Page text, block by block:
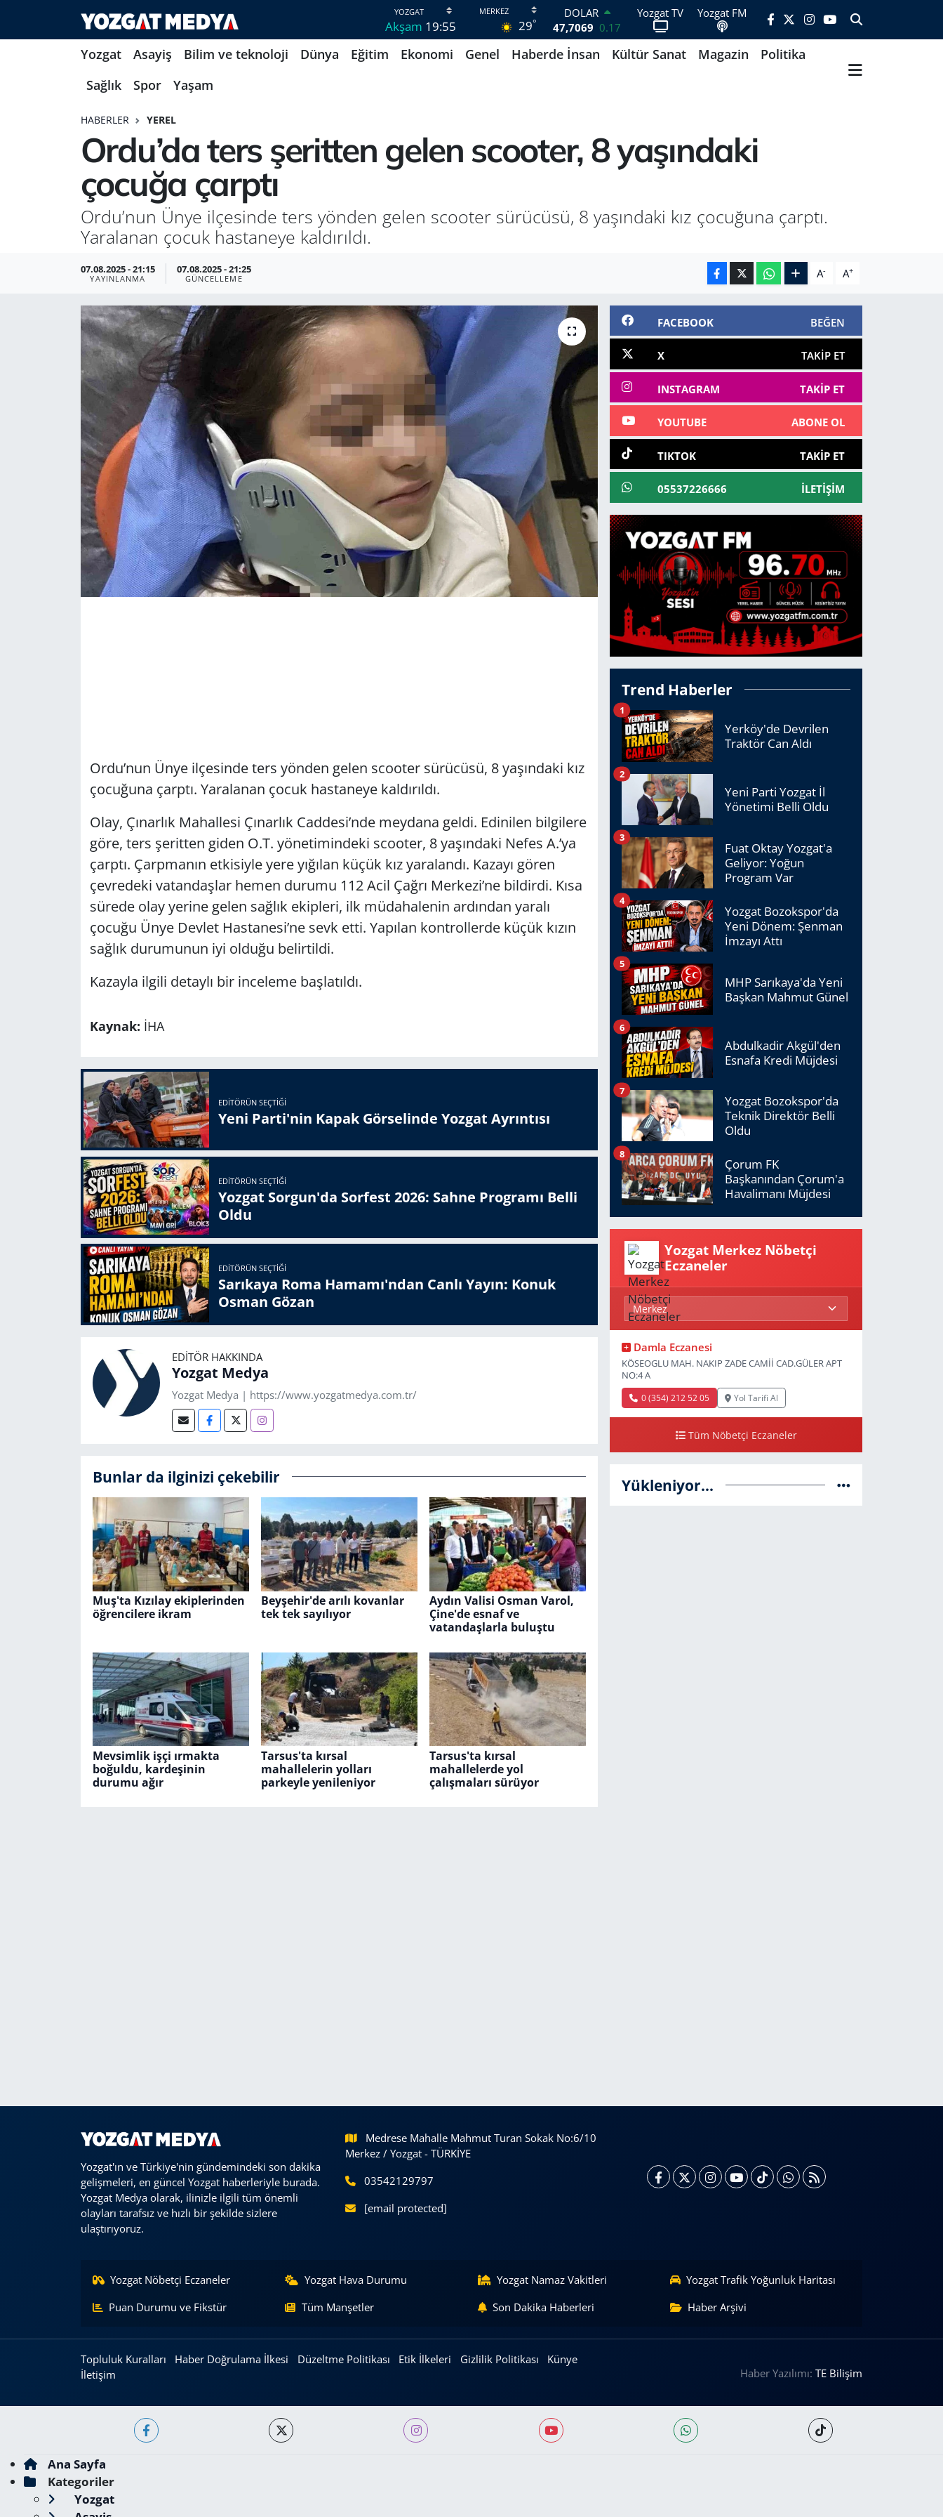
Akşam 19:55 29°
DOLAR
47,7069 0.17
EURO
55,0265
0.01
13.887 64
BITCOIN
1.2
Yozgat TV Yozgat FM
Yozgat Asayiş Bilim ve teknoloji Dünya Eğitim Ekonomi Genel Haberde İnsan Kültür Sanat Magazin
Politika
Sağlık
Spor Yaşam
HABERLER YEREL
Ordu’da ters şeritten gelen scooter, 8 yaşındaki
çocuğa çarptı
Ordu’nun Ünye ilçesinde ters yönden gelen scooter sürücüsü, 8 yaşındaki kız çocuğuna çarptı.
Yaralanan çocuk hastaneye kaldırıldı.
07.08.2025 - 21:15
YAYINLANMA
07.08.2025 - 21:25
GÜNCELLEME A- A+
Ordu’nun Ünye ilçesinde ters yönden gelen scooter sürücüsü, 8 yaşındaki kız
çocuğuna çarptı. Yaralanan çocuk hastaneye kaldırıldı.
Olay, Çınarlık Mahallesi Çınarlık Caddesi’nde meydana geldi. Edinilen bilgilere
göre, ters şeritten giden O.T. yönetimindeki scooter, 8 yaşındaki Nefes A.’ya
çarptı. Çarpmanın etkisiyle yere yığılan küçük kız yaralandı. Kazayı gören
çevredeki vatandaşlar hemen durumu 112 Acil Çağrı Merkezi’ne bildirdi. Kısa
sürede olay yerine gelen sağlık ekipleri, ilk müdahalenin ardından yaralı
çocuğu Ünye Devlet Hastanesi’ne sevk etti. Yapılan kontrollerde küçük kızın
sağlık durumunun iyi olduğu belirtildi.
Kazayla ilgili detaylı bir inceleme başlatıldı.
Kaynak: İHA
EDITÖRÜN SEÇTIĞI
Yeni Parti'nin Kapak Görselinde Yozgat Ayrıntısı
EDITÖRÜN SEÇTIĞI
Yozgat Sorgun'da Sorfest 2026: Sahne Programı Belli
Oldu
EDITÖRÜN SEÇTIĞI
Sarıkaya Roma Hamamı'ndan Canlı Yayın: Konuk
Osman Gözan
EDITÖR HAKKINDA
Yozgat Medya
Yozgat Medya | https://www.yozgatmedya.com.tr/
Bunlar da ilginizi çekebilir
Muş'ta Kızılay ekiplerinden
öğrencilere ikram
Beyşehir'de arılı kovanlar
tek tek sayılıyor
Aydın Valisi Osman Varol,
Çine'de esnaf ve
vatandaşlarla buluştu
Mevsimlik işçi ırmakta
boğuldu, kardeşinin
durumu ağır
Tarsus'ta kırsal
mahallelerin yolları
parkeyle yenileniyor
Tarsus'ta kırsal
mahallelerde yol
çalışmaları sürüyor
FACEBOOK BEĞEN
X TAKIP ET
INSTAGRAM TAKIP ET
YOUTUBE ABONE OL
TIKTOK TAKIP ET
05537226666 İLETIŞIM
Trend Haberler
Yerköy'de Devrilen
Traktör Can Aldı
1
Yeni Parti Yozgat İl
Yönetimi Belli Oldu
2
Fuat Oktay Yozgat'a
Geliyor: Yoğun
Program Var
3
Yozgat Bozokspor'da
Yeni Dönem: Şenman
İmzayı Attı
4
MHP Sarıkaya'da Yeni
Başkan Mahmut Günel
5
Abdulkadir Akgül'den
Esnafa Kredi Müjdesi
6
Yozgat Bozokspor'da
Teknik Direktör Belli
Oldu
7
Çorum FK
Başkanından Çorum'a
Havalimanı Müjdesi
8
Yozgat Merkez Nöbetçi
Eczaneler
Damla Eczanesi
KÖSEOGLU MAH. NAKIP ZADE CAMİİ CAD.GÜLER APT
NO:4 A
0 (354) 212 52 05 Yol Tarifi Al
Tüm Nöbetçi Eczaneler
Yükleniyor...
Yozgat'ın ve Türkiye'nin gündemindeki son dakika
gelişmeleri, en güncel Yozgat haberleriyle burada.
Yozgat Medya olarak, ilinizle ilgili tüm önemli
olayları tarafsız ve hızlı bir şekilde sizlere
ulaştırıyoruz.
Medrese Mahalle Mahmut Turan Sokak No:6/10
Merkez / Yozgat - TÜRKİYE
03542129797
[email protected]
Yozgat Nöbetçi Eczaneler Yozgat Hava Durumu Yozgat Namaz Vakitleri
Yozgat Trafik Yoğunluk Haritası
Puan Durumu ve Fikstür
Tüm Manşetler Son Dakika Haberleri Haber Arşivi
Topluluk Kuralları Haber Doğrulama İlkesi Düzeltme Politikası Etik İlkeleri Gizlilik Politikası
Künye
İletişim
Haber Yazılımı:TE Bilişim
Ana Sayfa
Kategoriler
Yozgat